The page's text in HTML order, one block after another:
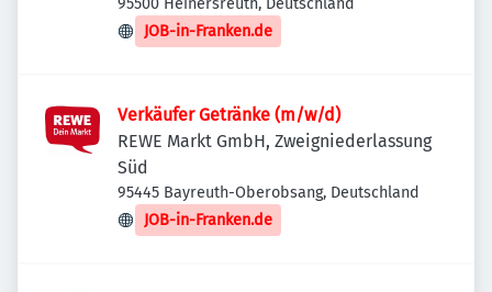
95500 Heinersreuth, Deutschland
JOB-in-Franken.de
Verkäufer Getränke (m/w/d)
REWE Markt GmbH, Zweigniederlassung
Süd
95445 Bayreuth-Oberobsang, Deutschland
JOB-in-Franken.de